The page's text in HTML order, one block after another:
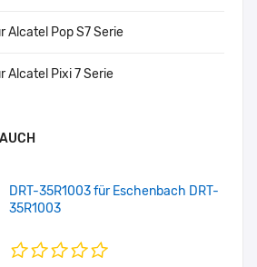
Alcatel Pop S7 Serie
Alcatel Pixi 7 Serie
DRT-35R1003 für Eschenbach DRT-
35R1003